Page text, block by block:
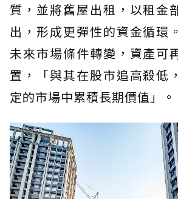
質，並將舊屋出租，以租金
出，形成更彈性的資金循環
未來市場條件轉變，資產可
置，「與其在股市追高殺低
定的市場中累積長期價值」。